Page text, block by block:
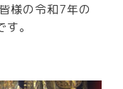
様の令和7年の
。